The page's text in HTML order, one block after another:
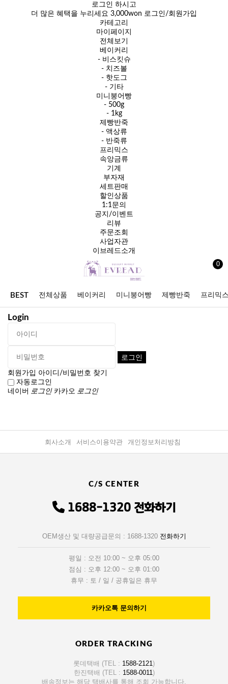
로그인 하시고
더 많은 혜택을 누리세요 3,000won 로그인/회원가입
카테고리
마이페이지
전체보기
베이커리
- 비스킷슈
- 치즈볼
- 핫도그
- 기타
미니붕어빵
- 500g
- 1kg
제빵반죽
- 액상류
- 반죽류
프리믹스
속앙금류
기계
부자재
세트판매
할인상품
1:1문의
공지/이벤트
리뷰
주문조회
사업자관
이브레드소개
0
BEST 전체상품 베이커리 미니붕어빵 제빵반죽 프리믹
할인상품
Login
회원가입 아이디/비밀번호 찾기
자동로그인
네이버 로그인 카카오 로그인
회사소개 서비스이용약관 개인정보처리방침
C/S CENTER
1688-1320 전화하기
OEM생산 및 대량공급문의 : 1688-1320 전화하기
평일 : 오전 10:00 ~ 오후 05:00
점심 : 오후 12:00 ~ 오후 01:00
휴무 : 토 / 일 / 공휴일은 휴무
카카오톡 문의하기
ORDER TRACKING
롯데택배 (TEL : 1588-2121)
한진택배 (TEL : 1588-0011)
배송정보는 해당 택배사를 통해 조회 가능합니다.